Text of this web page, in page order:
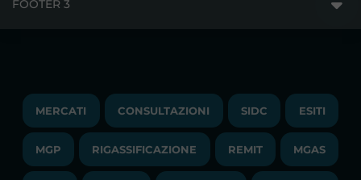
PUBBLICAZIONI
COMUNICATI/NEWS
LAVORA CON NOI
CONTATTI
BANDI DI GARA E CONTRATTI
FOOTER 3
TRAYPORT M. ELETTRICO
LIQUIDITY PROVIDERS
MERCATI CONSULTAZIONI SIDC ESITI
MGP RIGASSIFICAZIONE REMIT MGAS